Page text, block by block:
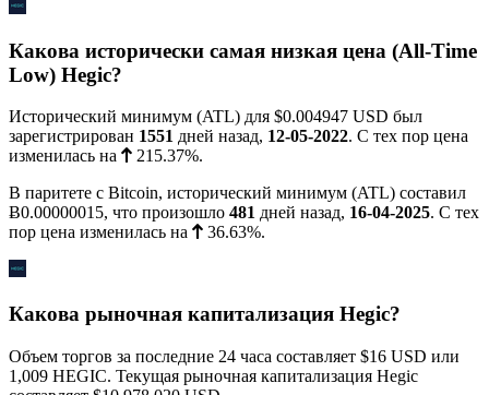
Какова исторически самая низкая цена (All-Time
Low) Hegic?
Исторический минимум (ATL) для $0.004947 USD был
зарегистрирован 1551 дней назад, 12-05-2022. С тех пор цена
изменилась на
215.37%.
В паритете с Bitcoin, исторический минимум (ATL) составил
Ƀ0.00000015, что произошло 481 дней назад, 16-04-2025. С тех
пор цена изменилась на
36.63%.
Какова рыночная капитализация Hegic?
Объем торгов за последние 24 часа составляет $16 USD или
1,009 HEGIC. Текущая рыночная капитализация Hegic